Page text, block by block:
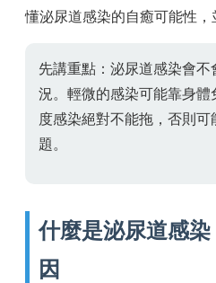
懂泌尿道感染的自癒可能性，
先講重點：泌尿道感染會
況。輕微的感染可能靠身
度感染絕對不能拖，否則
題。
什麼是泌尿道感
因